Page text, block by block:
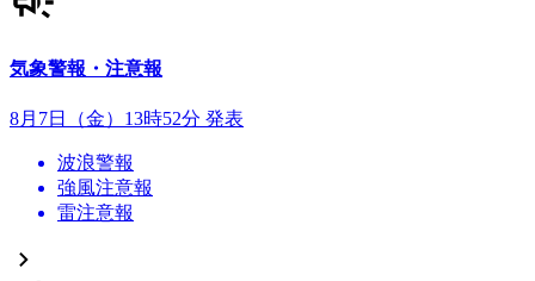
気象警報・注意報
8月7日（金）13時52分 発表
波浪警報
強風注意報
雷注意報